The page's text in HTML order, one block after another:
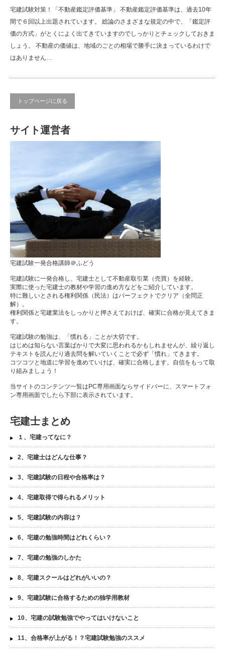
宅建試験対策！「不動産鑑定評価基準」 不動産鑑定評価基準は、過去10年
間で６回以上出題されています。 総論のさまざまな規定の中で、「鑑定評
価の方式」がとくによく出てきていますのでしっかりとチェックしておきま
しょう。 不動産の価値は、地域のごとの相場で勝手に決まっているわけで
はありません…
トップページに戻る
サイト運営者
宅建試験一発合格講師＠ふどう
宅建試験に一発合格し、宅建士として不動産取引業（売買）を経験。
実際に使った宅建士の教材や学習の進め方などをご紹介しています。
特に難しいとされる権利関係（民法）はパーフェクトでクリア（全問正
解）。
権利関係と宅建業法をしっかりと押さえておけば、確実に合格が見えてきま
す。
宅建試験の勉強は、「慣れる」ことが大切です。
はじめは知らない言葉ばかりで大変に思われるかもしれませんが、繰り返し
テキストを読んだり過去問を解いていくことで必ず「慣れ」てきます。
コツコツと地道に学習を進めていけば、確実に合格します。自信をもって取
り組みましょう！
当サイトのコンテンツ一覧はPC専用画面ならサイドバーに、スマートフォ
ン専用画面でしたら下部に表示されています。
宅建士まとめ
１、宅建ってなに？
2、宅建士はどんな仕事？
3、宅建試験の日程や合格率は？
4、宅建取得で得られるメリット
5、宅建試験の内容は？
6、宅建の勉強時間はどれくらい？
7、宅建の勉強のしかた
8、宅建スクールはどれがいいの？
9、宅建試験に合格するための独学用教材
10、宅建の試験勉強でやってはいけないこと
11、合格率が上がる！？宅建試験勉強のススメ